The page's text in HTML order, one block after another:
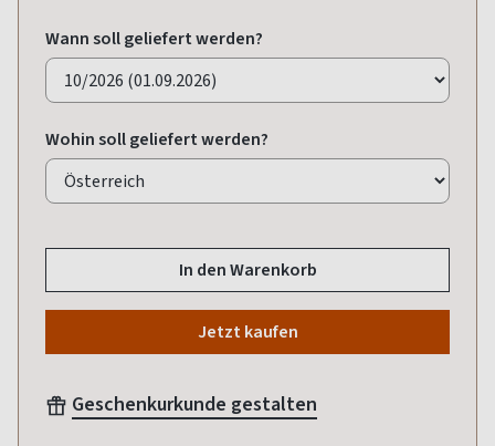
Wann soll geliefert werden?
Wohin soll geliefert werden?
In den Warenkorb
Jetzt kaufen
Geschenkurkunde gestalten